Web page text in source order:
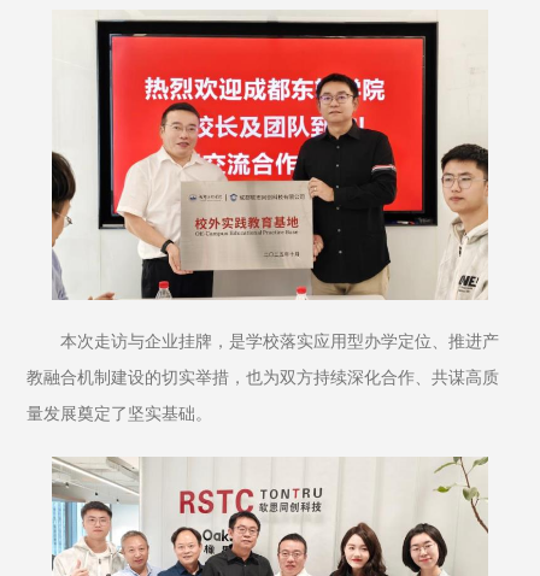
本次走访与企业挂牌，是学校落实应用型办学定位、推进产
教融合机制建设的切实举措，也为双方持续深化合作、共谋高质
量发展奠定了坚实基础。